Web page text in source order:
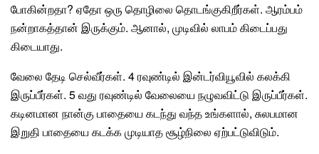
போகின்றதா? ஏதோ ஒரு தொழிலை தொடங்குகிறீர்கள். ஆரம்பம்
நன்றாகத்தான் இருக்கும். ஆனால், முடிவில் லாபம் கிடைப்பது
கிடையாது.
வேலை தேடி செல்வீர்கள். 4 ரவுண்டில் இன்டர்வியூவில் கலக்கி
இருப்பீர்கள். 5 வது ரவுண்டில் வேலையை நழுவவிட்டு இருப்பீர்கள்.
கடினமான நான்கு பாதையை கடந்து வந்த உங்களால், சுலபமான
இறுதி பாதையை கடக்க முடியாத சூழ்நிலை ஏற்பட்டுவிடும்.